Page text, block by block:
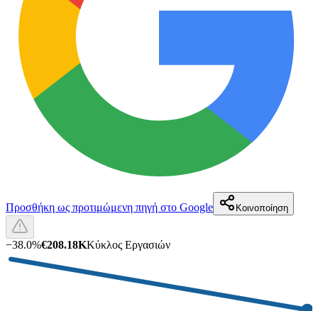
Προσθήκη ως προτιμώμενη πηγή στο Google Κοινοποίηση
−38.0%€208.18KΚύκλος Εργασιών